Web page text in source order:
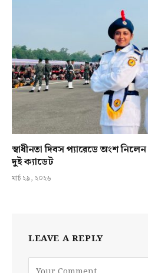
স্বাধীনতা দিবস প্যারেডে অংশ
দুই ক্যাডেট
মার্চ ২৯, ২০২৬
LEAVE A REPLY